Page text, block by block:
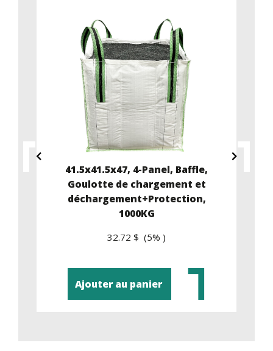
41.5x41.5x47, 4-Panel, Baffle,
Goulotte de chargement et
déchargement+Protection,
1000KG
32.72 $ (5% )
Ajouter au panier